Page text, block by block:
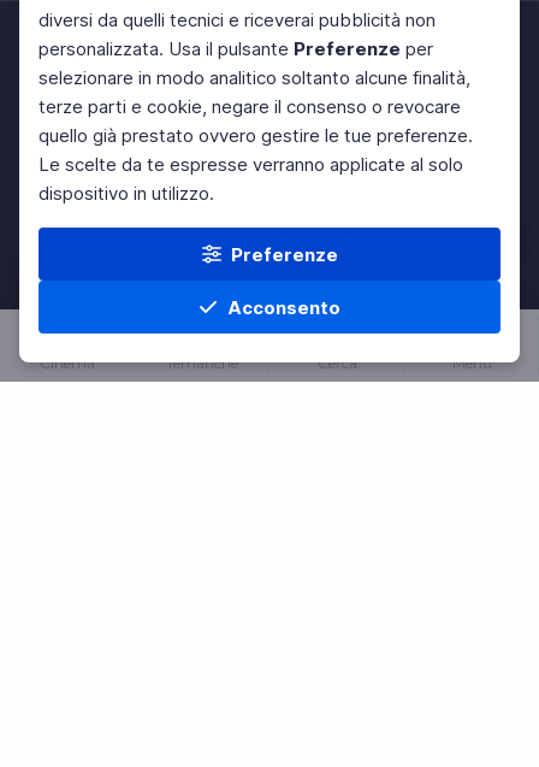
diversi da quelli tecnici e riceverai pubblicità non
personalizzata. Usa il pulsante Preferenze per
selezionare in modo analitico soltanto alcune finalità,
terze parti e cookie, negare il consenso o revocare
quello già prestato ovvero gestire le tue preferenze.
Le scelte da te espresse verranno applicate al solo
dispositivo in utilizzo.
Preferenze
Acconsento
Cinema Tematiche Cerca Menu